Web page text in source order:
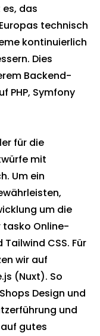
es, das
technisch
kontinuierlich
Dies
Backend-
PHP, Symfony
für die
mit
Um ein
um die
tasko Online-
Tailwind CSS. Für
wir auf
(Nuxt). So
Design und
und
gutes